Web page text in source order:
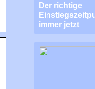
Der richtige
immer jetzt